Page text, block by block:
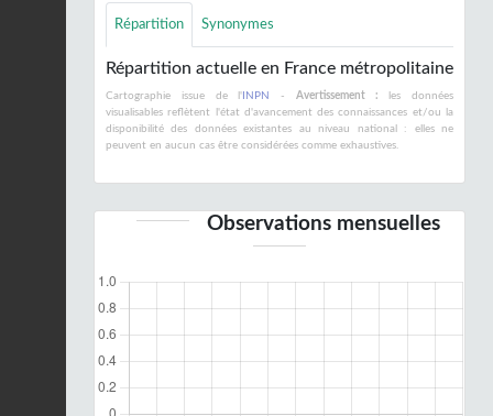
Répartition Synonymes
Répartition actuelle en France métropolitaine
Cartographie issue de l' INPN - Avertissement : les données
visualisables reflètent l'état d'avancement des connaissances et/ou la
disponibilité des données existantes au niveau national : elles ne
peuvent en aucun cas être considérées comme exhaustives.
Observations mensuelles